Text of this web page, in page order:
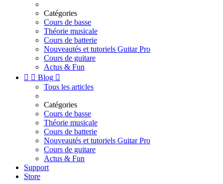
Catégories
Cours de basse
Théorie musicale
Cours de batterie
Nouveautés et tutoriels Guitar Pro
Cours de guitare
Actus & Fun
  Blog 
Tous les articles
Catégories
Cours de basse
Théorie musicale
Cours de batterie
Nouveautés et tutoriels Guitar Pro
Cours de guitare
Actus & Fun
Support
Store